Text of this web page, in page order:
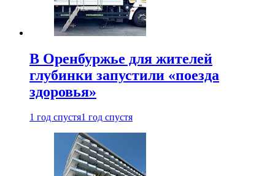
В Оренбуржье для жителей
глубинки запустили «поезда
здоровья»
1 год спустя1 год спустя